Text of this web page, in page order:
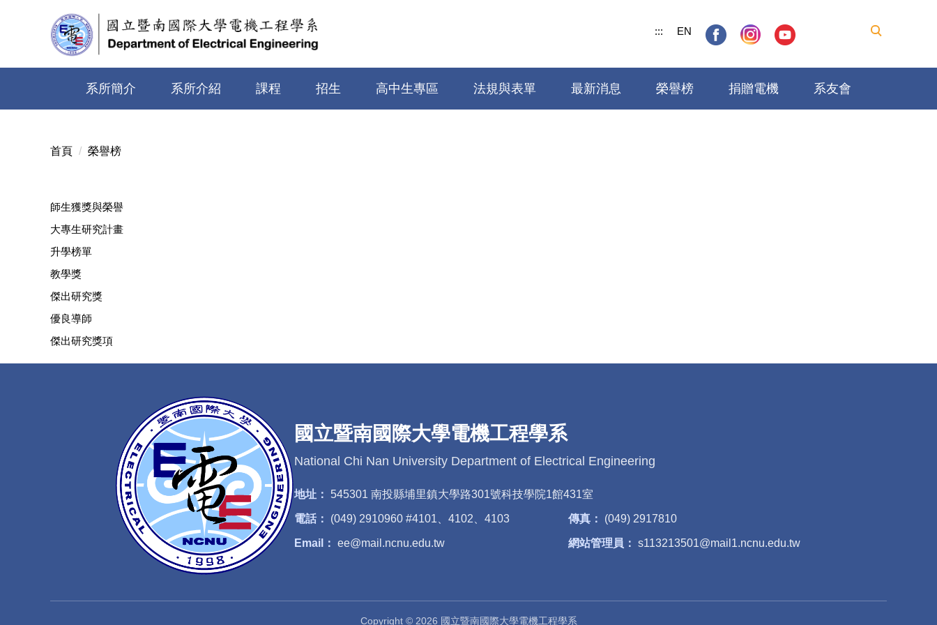
區
::: EN
系所簡介 系所介紹 課程 招生 高中生專區 法規與表單 最新消息 榮譽榜 捐贈電機 系友會
首頁 榮譽榜
師生獲獎與榮譽
大專生研究計畫
升學榜單
教學獎
傑出研究獎
優良導師
傑出研究獎項
國立暨南國際大學電機工程學系
National Chi Nan University Department of Electrical Engineering
地址： 545301 南投縣埔里鎮大學路301號科技學院1館431室
電話： (049) 2910960 #4101、4102、4103 傳真： (049) 2917810
Email： ee@mail.ncnu.edu.tw 網站管理員： s113213501@mail1.ncnu.edu.tw
Copyright © 2026 國立暨南國際大學電機工程學系